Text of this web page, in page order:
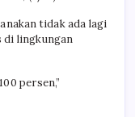
tidak ada lagi
di lingkungan
persen,”